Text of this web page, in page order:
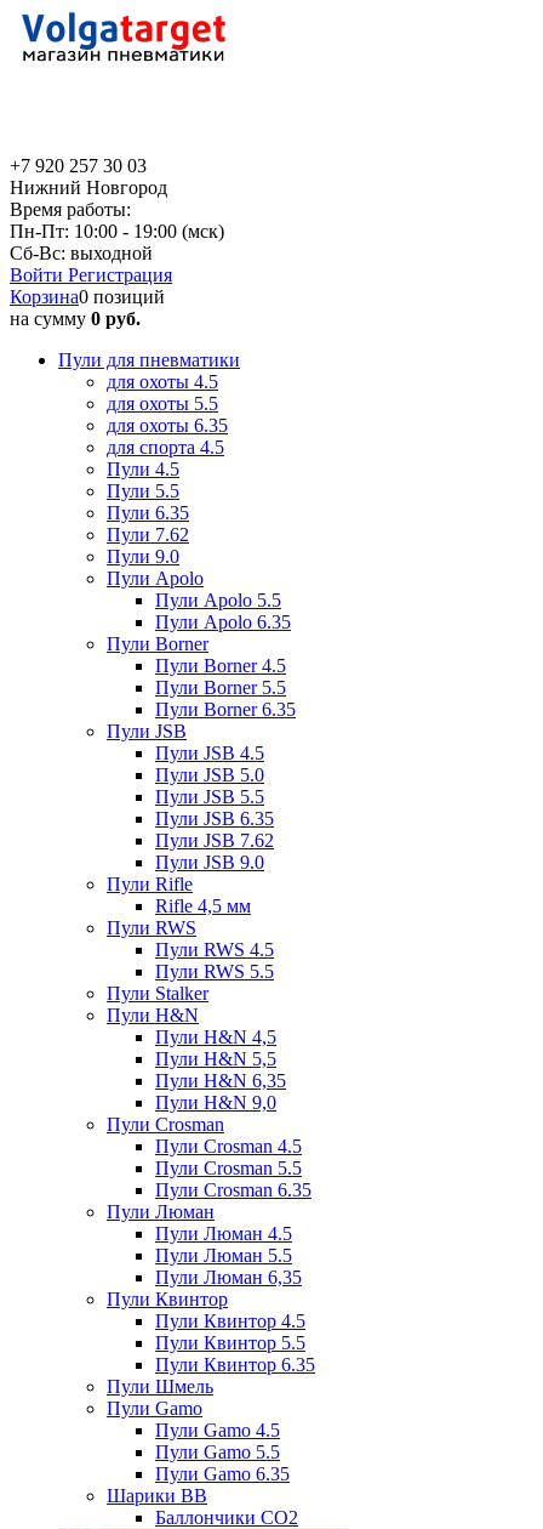
+7 920 257 30 03
Нижний Новгород
Время работы:
Пн-Пт: 10:00 - 19:00 (мск)
Сб-Вс: выходной
Войти Регистрация
Корзина0 позиций
на сумму 0 руб.
Пули для пневматики
для охоты 4.5
для охоты 5.5
для охоты 6.35
для спорта 4.5
Пули 4.5
Пули 5.5
Пули 6.35
Пули 7.62
Пули 9.0
Пули Apolo
Пули Apolo 5.5
Пули Apolo 6.35
Пули Borner
Пули Borner 4.5
Пули Borner 5.5
Пули Borner 6.35
Пули JSB
Пули JSB 4.5
Пули JSB 5.0
Пули JSB 5.5
Пули JSB 6.35
Пули JSB 7.62
Пули JSB 9.0
Пули Rifle
Rifle 4,5 мм
Пули RWS
Пули RWS 4.5
Пули RWS 5.5
Пули Stalker
Пули H&N
Пули H&N 4,5
Пули H&N 5,5
Пули H&N 6,35
Пули H&N 9,0
Пули Crosman
Пули Crosman 4.5
Пули Crosman 5.5
Пули Crosman 6.35
Пули Люман
Пули Люман 4.5
Пули Люман 5.5
Пули Люман 6,35
Пули Квинтор
Пули Квинтор 4.5
Пули Квинтор 5.5
Пули Квинтор 6.35
Пули Шмель
Пули Gamo
Пули Gamo 4.5
Пули Gamo 5.5
Пули Gamo 6.35
Шарики BB
Баллончики CO2